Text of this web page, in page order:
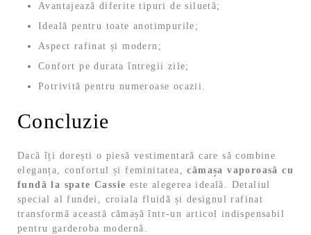
Avantajează diferite tipuri de siluetă;
Ideală pentru toate anotimpurile;
Aspect rafinat și modern;
Confort pe durata întregii zile;
Potrivită pentru numeroase ocazii.
Concluzie
Dacă îți dorești o piesă vestimentară care să combine
eleganța, confortul și feminitatea,cămașa vaporoasă cu
fundă la spate Cassie este alegerea ideală. Detaliul
special al fundei, croiala fluidă și designul rafinat
transformă această cămașă într-un articol indispensabil
pentru garderoba modernă.